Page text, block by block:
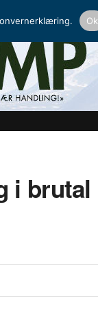
i brutal
Ok